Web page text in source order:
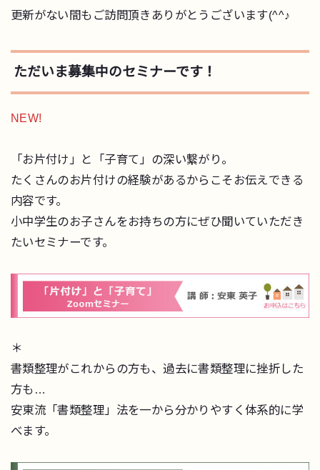
更新がない間もご訪問頂きありがとうございます(^^♪
ただいま募集中のセミナーです！
NEW!
「お片付け」と「子育て」の深い繋がり。
たくさんのお片付けの経験があるからこそお伝えできる
内容です。
小中学生のお子さんをお持ちの方にぜひ聞いていただき
たいセミナーです。
＊
書類整理がこれからの方も、過去に書類整理に挫折した
方も…
安東流「書類整理」法を一から分かりやすく体系的に学
べます。